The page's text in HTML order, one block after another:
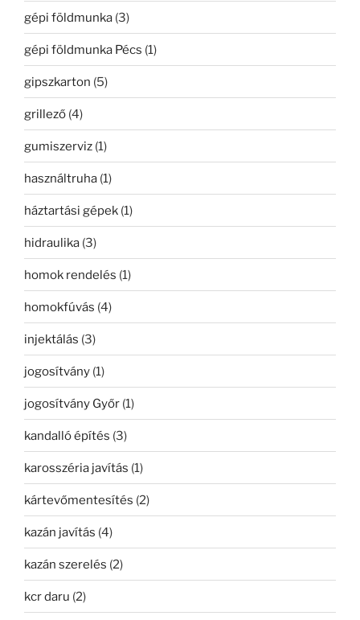
gépi földmunka (3)
gépi földmunka Pécs (1)
gipszkarton (5)
grillező (4)
gumiszerviz (1)
használtruha (1)
háztartási gépek (1)
hidraulika (3)
homok rendelés (1)
homokfúvás (4)
injektálás (3)
jogosítvány (1)
jogosítvány Győr (1)
kandalló építés (3)
karosszéria javítás (1)
kártevőmentesítés (2)
kazán javítás (4)
kazán szerelés (2)
kcr daru (2)